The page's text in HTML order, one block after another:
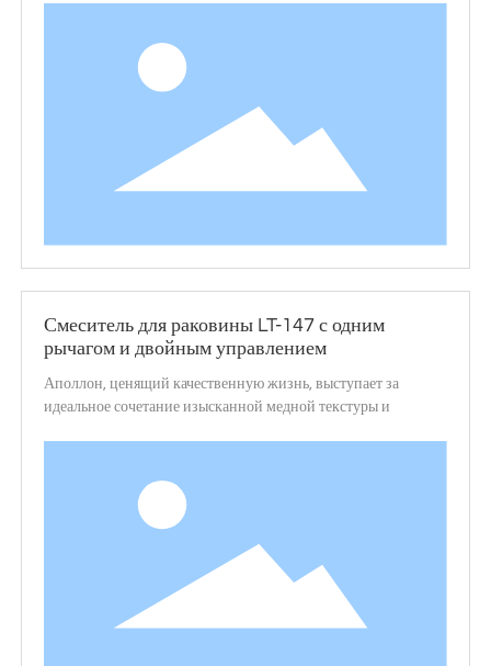
неотразимым шармом.
Смеситель для раковины LT-147 с одним
рычагом и двойным управлением
Аполлон, ценящий качественную жизнь, выступает за
идеальное сочетание изысканной медной текстуры и
непреодолимым очарованием